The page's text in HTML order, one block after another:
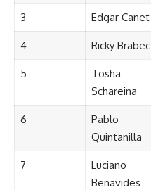
3 Edgar Canet
4 Ricky Brabec
5
Tosha
Schareina
6
Pablo
Quintanilla
7
Luciano
Benavides